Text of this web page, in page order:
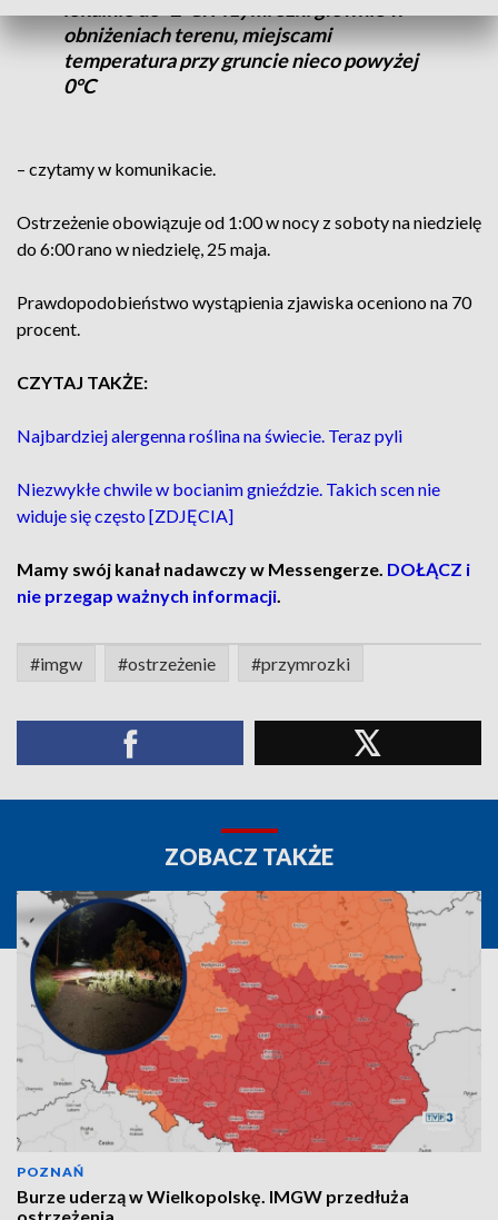
obniżeniach terenu, miejscami
temperatura przy gruncie nieco powyżej
0°C
– czytamy w komunikacie.
Ostrzeżenie obowiązuje od 1:00 w nocy z soboty na niedzielę
do 6:00 rano w niedzielę, 25 maja.
Prawdopodobieństwo wystąpienia zjawiska oceniono na 70
procent.
CZYTAJ TAKŻE:
Najbardziej alergenna roślina na świecie. Teraz pyli
Niezwykłe chwile w bocianim gnieździe. Takich scen nie
widuje się często [ZDJĘCIA]
Mamy swój kanał nadawczy w Messengerze. DOŁĄCZ i
nie przegap ważnych informacji.
#imgw #ostrzeżenie #przymrozki
ZOBACZ TAKŻE
POZNAŃ
Burze uderzą w Wielkopolskę. IMGW przedłuża